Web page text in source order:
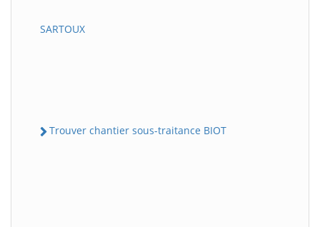
SARTOUX
Trouver chantier sous-traitance BIOT